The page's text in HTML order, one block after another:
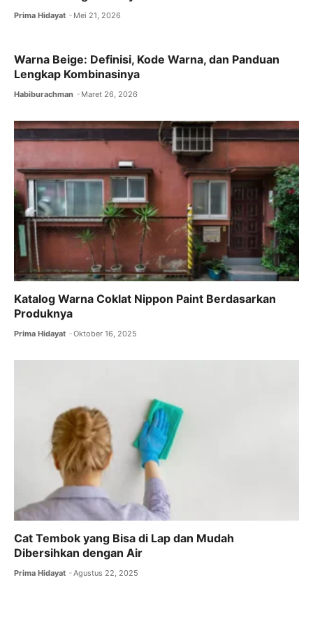
Prima Hidayat Mei 21, 2026
Warna Beige: Definisi, Kode Warna, dan Panduan
Lengkap Kombinasinya
Habiburachman Maret 26, 2026
Katalog Warna Coklat Nippon Paint Berdasarkan
Produknya
Prima Hidayat Oktober 16, 2025
Cat Tembok yang Bisa di Lap dan Mudah
Dibersihkan dengan Air
Prima Hidayat Agustus 22, 2025